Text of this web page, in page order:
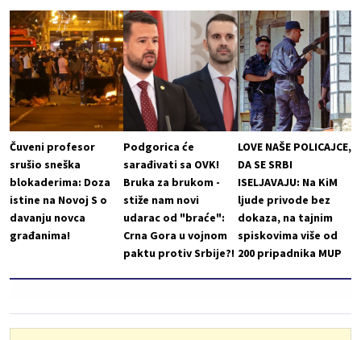
Čuveni profesor
srušio sneška
blokaderima: Doza
istine na Novoj S o
davanju novca
građanima!
Podgorica će
sarađivati sa OVK!
Bruka za brukom -
stiže nam novi
udarac od "braće":
Crna Gora u vojnom
paktu protiv Srbije?!
LOVE NAŠE POLICAJCE,
DA SE SRBI
ISELJAVAJU: Na KiM
ljude privode bez
dokaza, na tajnim
spiskovima više od
200 pripadnika MUP